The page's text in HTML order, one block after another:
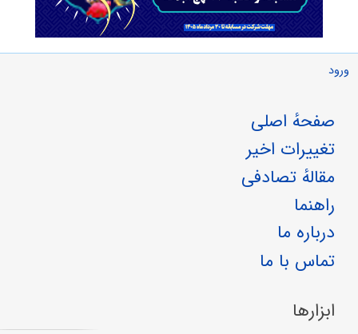
ورود
صفحهٔ اصلی
تغییرات اخیر
مقالهٔ تصادفی
راهنما
درباره ما
تماس با ما
ابزارها